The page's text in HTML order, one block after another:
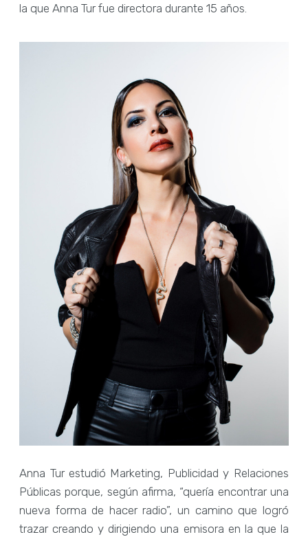
la que Anna Tur fue directora durante 15 años.
Anna Tur estudió Marketing, Publicidad y Relaciones
Públicas porque, según afirma, “quería encontrar una
nueva forma de hacer radio”, un camino que logró
trazar creando y dirigiendo una emisora en la que la